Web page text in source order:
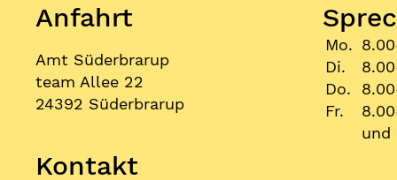
Anfahrt
Amt Süderbrarup
team Allee 22
24392 Süderbrarup
Kontakt
Mo.
Di.
Do.
Fr.
und